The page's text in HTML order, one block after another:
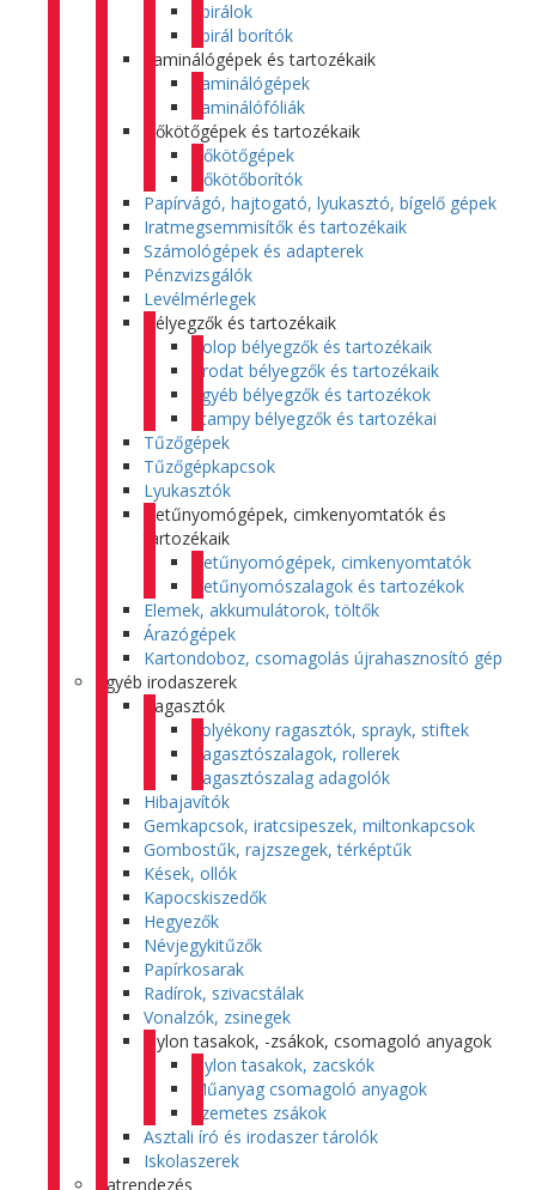
Spirálok
Spirál borítók
Laminálógépek és tartozékaik
Laminálógépek
Laminálófóliák
Hőkötőgépek és tartozékaik
Hőkötőgépek
Hőkötőborítók
Papírvágó, hajtogató, lyukasztó, bígelő gépek
Iratmegsemmisítők és tartozékaik
Számológépek és adapterek
Pénzvizsgálók
Levélmérlegek
Bélyegzők és tartozékaik
Colop bélyegzők és tartozékaik
Trodat bélyegzők és tartozékaik
Egyéb bélyegzők és tartozékok
Stampy bélyegzők és tartozékai
Tűzőgépek
Tűzőgépkapcsok
Lyukasztók
Betűnyomógépek, cimkenyomtatók és
tartozékaik
Betűnyomógépek, cimkenyomtatók
Betűnyomószalagok és tartozékok
Elemek, akkumulátorok, töltők
Árazógépek
Kartondoboz, csomagolás újrahasznosító gép
Egyéb irodaszerek
Ragasztók
Folyékony ragasztók, sprayk, stiftek
Ragasztószalagok, rollerek
Ragasztószalag adagolók
Hibajavítók
Gemkapcsok, iratcsipeszek, miltonkapcsok
Gombostűk, rajzszegek, térképtűk
Kések, ollók
Kapocskiszedők
Hegyezők
Névjegykitűzők
Papírkosarak
Radírok, szivacstálak
Vonalzók, zsinegek
Nylon tasakok, -zsákok, csomagoló anyagok
Nylon tasakok, zacskók
Műanyag csomagoló anyagok
Szemetes zsákok
Asztali író és irodaszer tárolók
Iskolaszerek
Iratrendezés